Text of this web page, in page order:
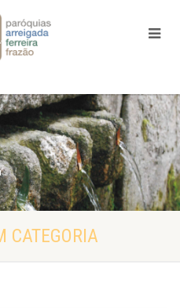
CATEGORIA